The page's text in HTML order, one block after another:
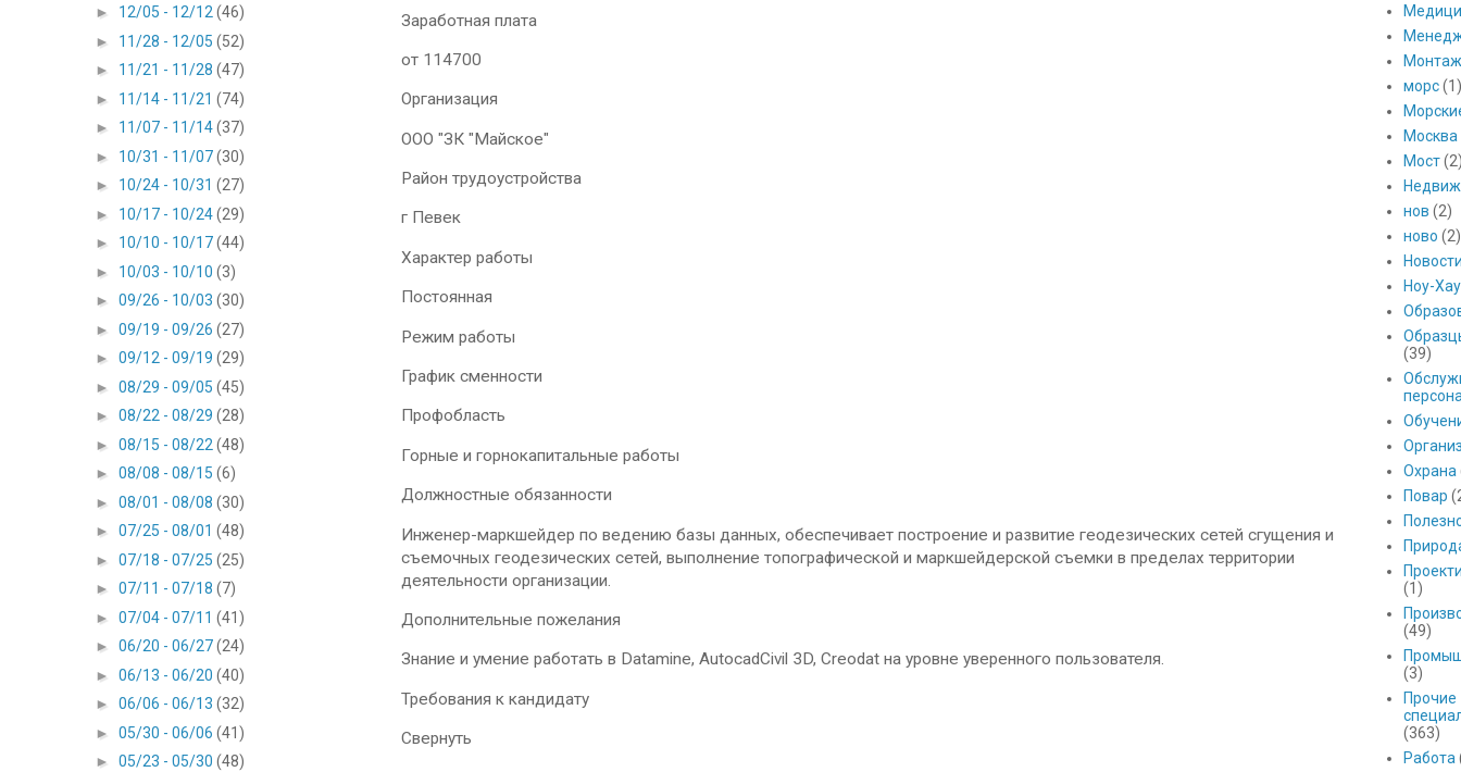
Заработная плата
от 114700
Организация
ООО "ЗК "Майское"
Район трудоустройства
г Певек
Характер работы
Постоянная
Режим работы
График сменности
Профобласть
Горные и горнокапитальные работы
Должностные обязанности
Инженер-маркшейдер по ведению базы данных, обеспечивает построение и развитие геодезических сетей сгущения и
съемочных геодезических сетей, выполнение топографической и маркшейдерской съемки в пределах территории
деятельности организации.
Дополнительные пожелания
Знание и умение работать в Datamine, AutocadCivil 3D, Сreodat на уровне уверенного пользователя.
Требования к кандидату
Свернуть
► 12/05 - 12/12 (46)
► 11/28 - 12/05 (52)
► 11/21 - 11/28 (47)
► 11/14 - 11/21 (74)
► 11/07 - 11/14(37)
► 10/31 - 11/07(30)
► 10/24 - 10/31 (27)
► 10/17 - 10/24(29)
► 10/10 - 10/17(44)
► 10/03 - 10/10 (3)
► 09/26 - 10/03 (30)
► 09/19 - 09/26 (27)
► 09/12 - 09/19 (29)
► 08/29 - 09/05 (45)
► 08/22 - 08/29 (28)
► 08/15 - 08/22 (48)
► 08/08 - 08/15 (6)
► 08/01 - 08/08 (30)
► 07/25 - 08/01 (48)
► 07/18 - 07/25 (25)
► 07/11 - 07/18 (7)
► 07/04 - 07/11 (41)
► 06/20 - 06/27(24)
► 06/13 - 06/20 (40)
► 06/06 - 06/13 (32)
► 05/30 - 06/06 (41)
► 05/23 - 05/30 (48)
морс (1)
Москва
Мост
нов (2)
ново (2)
Ноу-Хау
(39)
Охрана
Повар
(1)
(49)
(3)
Прочие
(363)
Работа